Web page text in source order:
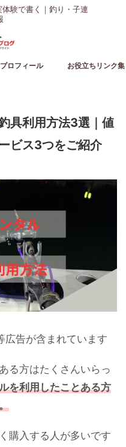
験で書く｜釣り・子連
プロフィール お役立ちリンク集
具利用方法3選｜値
ビス3つをご紹介
広告が含まれています
る方はたくさんいらっ
を利用したことある方
購入する人が多いです